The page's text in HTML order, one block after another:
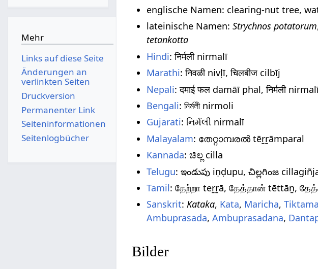
englische Namen: clearing-nut tree,
lateinische Namen:Strychnos potatorum
tetankotta
Hindi: निर्मली nirmalī
Marathi: निवळी nivḷī, चिलबीज cilbīj
Nepali: दमाई फल damāī phal, निर्मली
Bengali: নির্মলী nirmoli
Gujarati: નિર્મલી nirmalī
Malayalam: തേറ്റാമ്പരൽ tēṟṟāmparal
Kannada: ಚಿಲ್ಲ cilla
Telugu: ఇండుపు iṇḍupu, చిల్లగింజ
Tamil: தேற்றா teṟṟā, தேத்தான் tēttāṉ,
Sanskrit:Kataka, Kata, Maricha,
Ambuprasada,Ambuprasadana,
Bilder
Mehr
Links auf diese Seite
Änderungen an
verlinkten Seiten
Druckversion
Permanenter Link
Seiten­­informationen
Seitenlogbücher